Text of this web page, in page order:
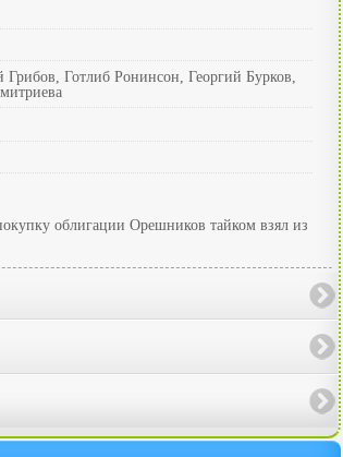
Готлиб Ронинсон, Георгий Бурков,
облигации Орешников тайком взял из